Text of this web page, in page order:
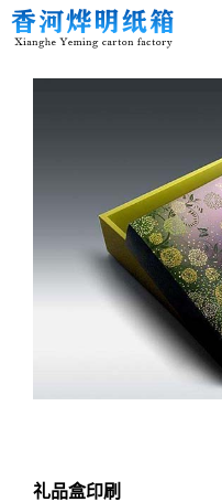
您的位置： 网站首页
礼品盒印刷